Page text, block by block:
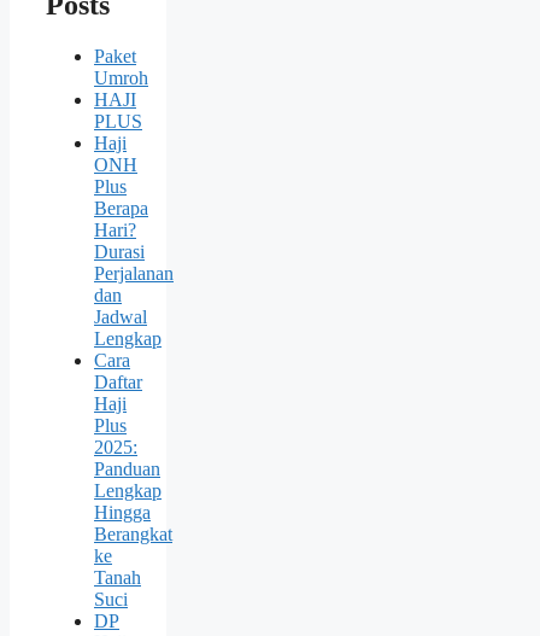
Paket
Umroh
HAJI
PLUS
Haji
ONH
Plus
Berapa
Hari?
Durasi
Perjalanan
dan
Jadwal
Lengkap
Cara
Daftar
Haji
Plus
2025:
Panduan
Lengkap
Hingga
Berangkat
ke
Tanah
Suci
DP